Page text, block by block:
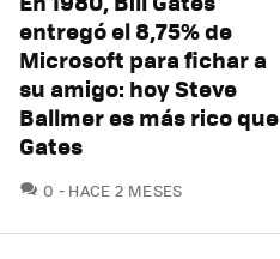
entregó el 8,75% de
Microsoft para fichar a
su amigo: hoy Steve
Ballmer es más rico que
Gates
0 COMENTARIOS
HACE 2 MESES